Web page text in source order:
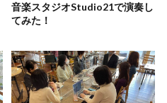
音楽スタジオStudio21で演奏し
てみた！